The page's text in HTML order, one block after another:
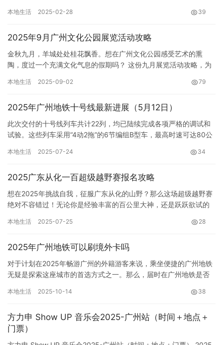
本地生活 2025-02-28 39
2025年9月广州文化公园展览活动攻略
金秋九月，羊城处处桂花飘香。想在广州文化公园感受艺术的熏
陶，度过一个充满文化气息的假期吗？ 这份九月展览活动攻略，为
旬…
本地生活 2025-09-02 79
2025年广州地铁十号线最新进展（5月12日）
此次交付的十号线列车共计22列，均已陆续完成各项严格的调试和
试验。这些列车采用“4动2拖”的6节编组B型车，最高时速可达80公
本地生活 2025-07-24 34
2025广东从化一百超级越野赛报名攻略
想在2025年挑战自我，征服广东从化的山野？那么这场超级越野赛
绝对不容错过！无论你是经验丰富的百公里大神，还是跃跃欲试的
本地生活 2025-07-25 28
2025年广州地铁可以刷境外卡吗
对于计划在2025年畅游广州的外籍游客来说，乘坐便捷的广州地铁
无疑是探索这座城市的首选方式之一。那么，届时在广州地铁是否
付…
本地生活 2025-10-14 38
方力申 Show UP 音乐会2025-广州站（时间＋地点＋
门票）